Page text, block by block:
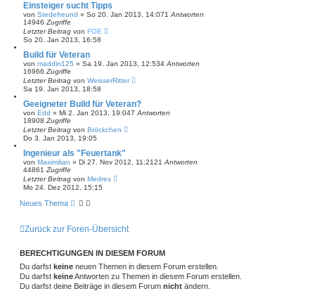
Einsteiger sucht Tipps
von Stedefreund » So 20. Jan 2013, 14:071 Antworten
14946 Zugriffe
Letzter Beitrag von FOE
So 20. Jan 2013, 16:58
Build für Veteran
von maddin125 » Sa 19. Jan 2013, 12:534 Antworten
16966 Zugriffe
Letzter Beitrag von WeisserRitter
Sa 19. Jan 2013, 18:58
Geeigneter Build für Veteran?
von Edd » Mi 2. Jan 2013, 19:047 Antworten
18908 Zugriffe
Letzter Beitrag von Bröckchen
Do 3. Jan 2013, 19:05
Ingenieur als "Feuertank"
von Maximilian » Di 27. Nov 2012, 11:2121 Antworten
44861 Zugriffe
Letzter Beitrag von Medrex
Mo 24. Dez 2012, 15:15
Neues Thema
Zurück zur Foren-Übersicht
BERECHTIGUNGEN IN DIESEM FORUM
Du darfst keine neuen Themen in diesem Forum erstellen.
Du darfst keineAntworten zu Themen in diesem Forum erstellen.
Du darfst deine Beiträge in diesem Forum nicht ändern.